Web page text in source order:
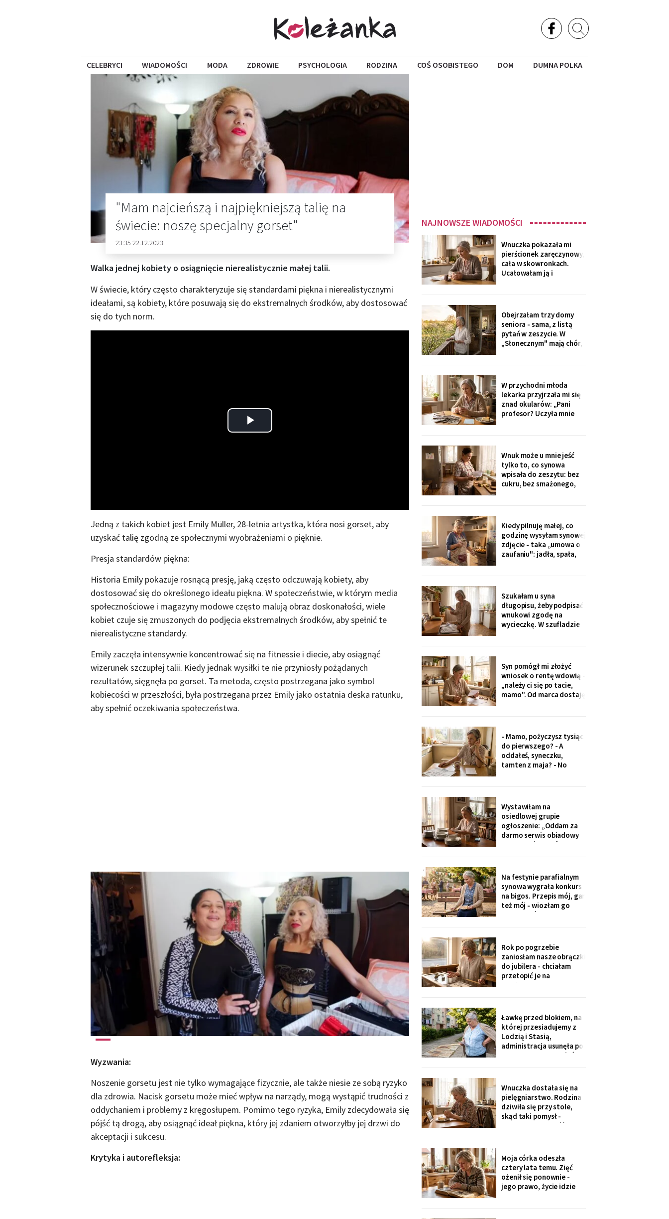
CELEBRYCI WIADOMOŚCI MODA ZDROWIE PSYCHOLOGIA RODZINA COŚ OSOBISTEGO DOM DUMNA POLKA
"Mam najcieńszą i najpiękniejszą talię na
świecie: noszę specjalny gorset"
23:35 22.12.2023
Walka jednej kobiety o osiągnięcie nierealistycznie małej talii.
W świecie, który często charakteryzuje się standardami piękna i nierealistycznymi
ideałami, są kobiety, które posuwają się do ekstremalnych środków, aby dostosować
się do tych norm.
Play
Jedną z takich kobiet jest Emily Müller, 28-letnia artystka, która nosi gorset, aby
uzyskać talię zgodną ze społecznymi wyobrażeniami o pięknie.
Presja standardów piękna:
Historia Emily pokazuje rosnącą presję, jaką często odczuwają kobiety, aby
dostosować się do określonego ideału piękna. W społeczeństwie, w którym media
społecznościowe i magazyny modowe często malują obraz doskonałości, wiele
kobiet czuje się zmuszonych do podjęcia ekstremalnych środków, aby spełnić te
nierealistyczne standardy.
Emily zaczęła intensywnie koncentrować się na fitnessie i diecie, aby osiągnąć
wizerunek szczupłej talii. Kiedy jednak wysiłki te nie przyniosły pożądanych
rezultatów, sięgnęła po gorset. Ta metoda, często postrzegana jako symbol
kobiecości w przeszłości, była postrzegana przez Emily jako ostatnia deska ratunku,
aby spełnić oczekiwania społeczeństwa.
Wyzwania:
Noszenie gorsetu jest nie tylko wymagające fizycznie, ale także niesie ze sobą ryzyko
dla zdrowia. Nacisk gorsetu może mieć wpływ na narządy, mogą wystąpić trudności z
oddychaniem i problemy z kręgosłupem. Pomimo tego ryzyka, Emily zdecydowała się
pójść tą drogą, aby osiągnąć ideał piękna, który jej zdaniem otworzyłby jej drzwi do
akceptacji i sukcesu.
Krytyka i autorefleksja:
NAJNOWSZE WIADOMOŚCI
Wnuczka pokazała mi
pierścionek zaręczynowy,
cała w skowronkach.
Ucałowałam ją i
go nie zamykaj". Zdziwiła
się, mama się obruszyła.
Kiedyś zrozumie - ja
zrozumiałam o
czterdzieści lat za
Obejrzałam trzy domy
seniora - sama, z listą
pytań w zeszycie. W
„Słonecznym" mają chór,
widokiem na sad i
podpisałam papiery.
Dzieciom powiem po
fakcie - niech raz
dowiedzą się ostatnie.
W przychodni młoda
lekarka przyjrzała mi się
znad okularów: „Pani
profesor? Uczyła mnie
ucałowała w oba policzki.
Córka wieczorem
zapytała tylko, czy przy
okazji wzięłam receptę
na
Wnuk może u mnie jeść
tylko to, co synowa
wpisała do zeszytu: bez
cukru, bez smażonego,
ogórkiem - nie umiałam
odmówić. Wieczorem
przyszła wiadomość:
„proszę traktować
zeszyt poważnie, inaczej
Kiedy pilnuję małej, co
godzinę wysyłam synowej
zdjęcie - taka „umowa o
zaufaniu": jadła, spała,
czternastej. Siedem
minut później dzwonił
telefon: „czemu nie ma
zdjęcia, coś się stało?!".
Babeczki
Szukałam u syna
długopisu, żeby podpisać
wnukowi zgodę na
wycieczkę. W szufladzie
ołówkiem: «od
stycznia?».
Syn pomógł mi złożyć
wniosek o rentę wdowią -
„należy ci się po tacie,
mamo". Od marca dostaję
to tatowe pieniądze, a
tata by chciał pomagać
nam, nie tobie".
- Mamo, pożyczysz tysiąc
do pierwszego? - A
oddałeś, syneczku,
tamten z maja? - No
później zadzwoniła
synowa. Zaczęła od tego,
że „babcia podobno robi
problemy".
Wystawiłam na
osiedlowej grupie
ogłoszenie: „Oddam za
darmo serwis obiadowy
na dwanaście osób,
kogo nakrywać". W dwie
godziny napisało
czterdzieści obcych osób.
Z rodziny - nikt, choć
wszyscy tam siedzą.
Na festynie parafialnym
synowa wygrała konkurs
na bigos. Przepis mój, gar
też mój - wiozłam go
rano taksówką, żeby się
mikrofonu: „to stary
przepis z mojej rodziny".
Klaskałam razem ze
wszystkimi.
Rok po pogrzebie
zaniosłam nasze obrączki
do jubilera - chciałam
przetopić je na
pierścionek dla wnuczki.
cicho: „Pani jest złota.
Męża - pozłacana, dobra
imitacja, robota sprzed
lat".
Ławkę przed blokiem, na
której przesiadujemy z
Lodzią i Stasią,
administracja usunęła po
„skargach mieszkańców"
jedenaście podpisów.
Rozpoznałam charakter
pisma córki - ma tu
kawalerkę pod wynajem.
„Mamo, bez przesady
Wnuczka dostała się na
pielęgniarstwo. Rodzina
dziwiła się przy stole,
skąd taki pomysł -
przecież mogła „iść na
podnosząc głowy znad
talerza: „bo widziałam,
jak babcia trzy lata
zajmowała się dziadkiem.
Też chcę tak
Moja córka odeszła
cztery lata temu. Zięć
ożenił się ponownie -
jego prawo, życie idzie